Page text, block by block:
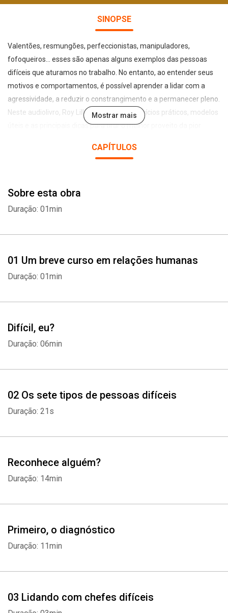
SINOPSE
Valentões, resmungões, perfeccionistas, manipuladores,
fofoqueiros... esses são apenas alguns exemplos das pessoas
difíceis que aturamos no trabalho. No entanto, ao entender seus
motivos e comportamentos, é possível aprender a lidar com a
agressividade, a reduzir o constrangimento e a permanecer pleno.
Neste audiolivro, Roy Lilley apresenta exercícios práticos, modelos
úteis e as principais dicas para tirar o melhor proveito da pior
complicados na esfera digital. Também fornece conselhos sobre
Mostrar mais
CAPÍTULOS
Sobre esta obra
Duração: 01min
01 Um breve curso em relações humanas
Duração: 01min
Difícil, eu?
Duração: 06min
02 Os sete tipos de pessoas difíceis
Duração: 21s
Reconhece alguém?
Duração: 14min
Primeiro, o diagnóstico
Duração: 11min
03 Lidando com chefes difíceis